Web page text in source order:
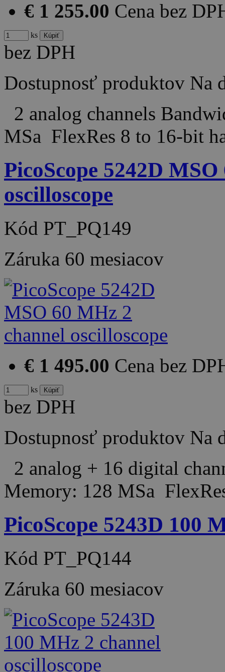
€ 1 255.00 Cena bez
ks
bez DPH
Dostupnosť produktov Na
2 analog channels
MSa FlexRes 8 to 16-bit
PicoScope 5242D
oscilloscope
Kód PT_PQ149
Záruka 60 mesiacov
€ 1 495.00 Cena bez
ks
bez DPH
Dostupnosť produktov Na
2 analog + 16 digital
Memory: 128 MSa
PicoScope 5243D 100
Kód PT_PQ144
Záruka 60 mesiacov